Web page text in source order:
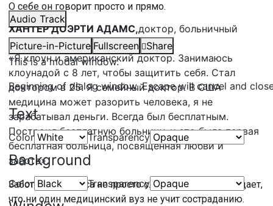
Audio Track
Picture-in-Picture Fullscreen
Share
This is a modal window.
Beginning of dialog window. Escape will cancel and
Text
Color Transparency
Background
Color Transparency
О себе он говорит просто и прямо.
ХАНТЕР ДОЭРТИ АДАМС,доктор, больничный
клоун (США):
«Я клоун и американский доктор. Занимаюсь
клоунадой с 8 лет, чтобы защитить себя. Стал
доктором в 25. Я семейный доктор. В США
медицина может разорить человека, я не
зарабатывал деньги. Всегда был бесплатным.
Построил бесплатную больницу, и это была первая
бесплатная больница, посвященная любви и
заботе».
Забота для Адамса не просто слово. Клоун утверждает,
что ни один медицинский вуз не учит состраданию.